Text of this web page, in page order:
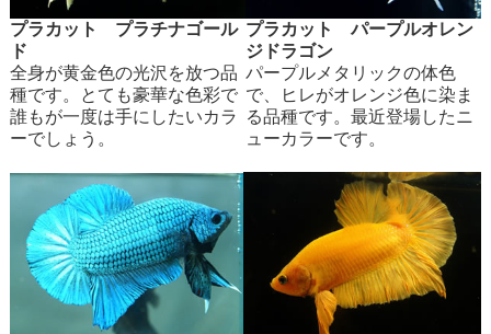
プラカット プラチナゴール
ド
プラカット パープルオレン
ジドラゴン
全身が黄金色の光沢を放つ品
種です。とても豪華な色彩で
誰もが一度は手にしたいカラ
ーでしょう。
パープルメタリックの体色
で、ヒレがオレンジ色に染ま
る品種です。最近登場したニ
ューカラーです。